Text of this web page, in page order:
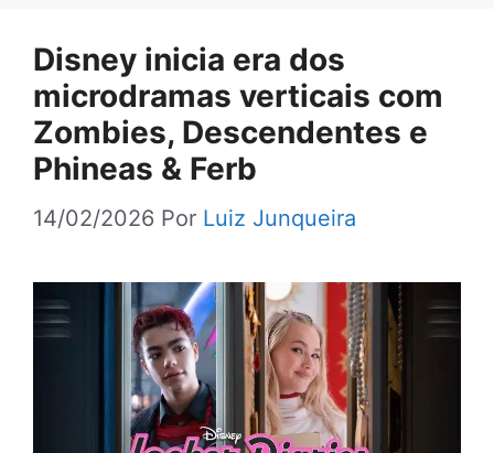
Disney inicia era dos
microdramas verticais com
Zombies, Descendentes e
Phineas & Ferb
14/02/2026 Por Luiz Junqueira